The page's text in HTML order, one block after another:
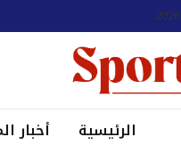
الرئيسية أخبار